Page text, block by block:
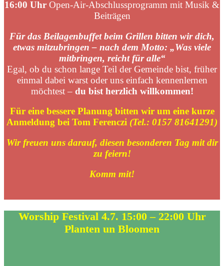
16:00 Uhr Open-Air-Abschlussprogramm mit Musik &
Beiträgen
Für das Beilagenbuffetbeim Grillen bitten wir dich,
etwas mitzubringen – nach dem Motto: „Was viele
mitbringen, reicht für alle“
Egal, ob du schon lange Teil der Gemeinde bist, früher
einmal dabei warst oder uns einfach kennenlernen
möchtest – du bist herzlich willkommen!
Für eine bessere Planung bitten wir um eine kurze
Anmeldung bei Tom Ferenczi (Tel.: 0157 81641291)
Wir freuen uns darauf, diesen besonderen Tag mit dir
zu feiern!
Komm mit!
Worship Festival 4.7. 15:00 – 22:00 Uhr
Planten un Bloomen